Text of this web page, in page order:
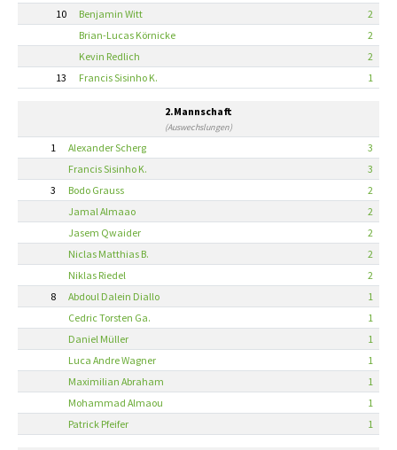
10
Benjamin Witt
2
Brian-Lucas Körnicke
2
Kevin Redlich
2
13
Francis Sisinho K. 1
2.Mannschaft
(Auswechslungen)
1 Alexander Scherg
3
Francis Sisinho K.
3
3
Bodo Grauss
2
Jamal Almaao
2
Jasem Qwaider
2
Niclas Matthias B.
2
Niklas Riedel
2
8
Abdoul Dalein Diallo
1
Cedric Torsten Ga.
1
Daniel Müller
1
Luca Andre Wagner
1
Maximilian Abraham
1
Mohammad Almaou
1
Patrick Pfeifer
1